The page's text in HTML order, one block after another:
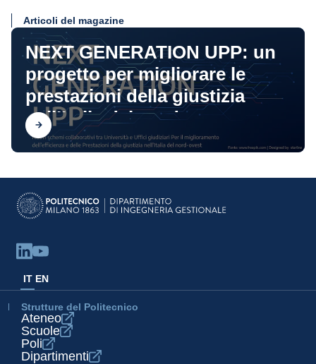
Articoli del magazine
NEXT GENERATION UPP: un
progetto per migliorare le
prestazioni della giustizia
nell’Italia del nord-ovest
Scopri
IT EN
Strutture del Politecnico
Ateneo
Scuole
Poli
Dipartimenti